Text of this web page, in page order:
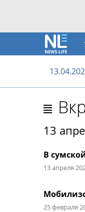
13
В
13 апреля
25 февраля